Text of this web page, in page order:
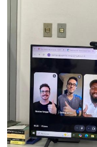
Ministério da Ciência,
Ministério do Meio Ambiente
Ministério do Turismo
Ministério do